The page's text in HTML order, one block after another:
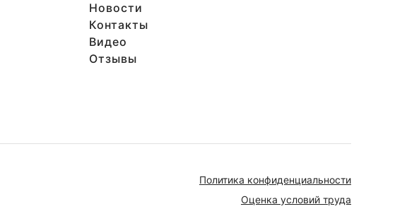
Новости
Контакты
Видео
Отзывы
Политика конфиденциальности
Оценка условий труда